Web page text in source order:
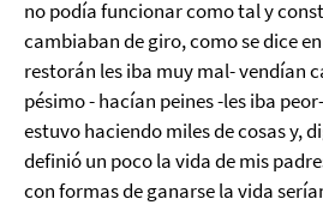
no podía funcionar como tal y
cambiaban de giro, como se dice
restorán les iba muy mal- vendían
pésimo - hacían peines -les iba
estuvo haciendo miles de cosas y,
definió un poco la vida de mis
con formas de ganarse la vida